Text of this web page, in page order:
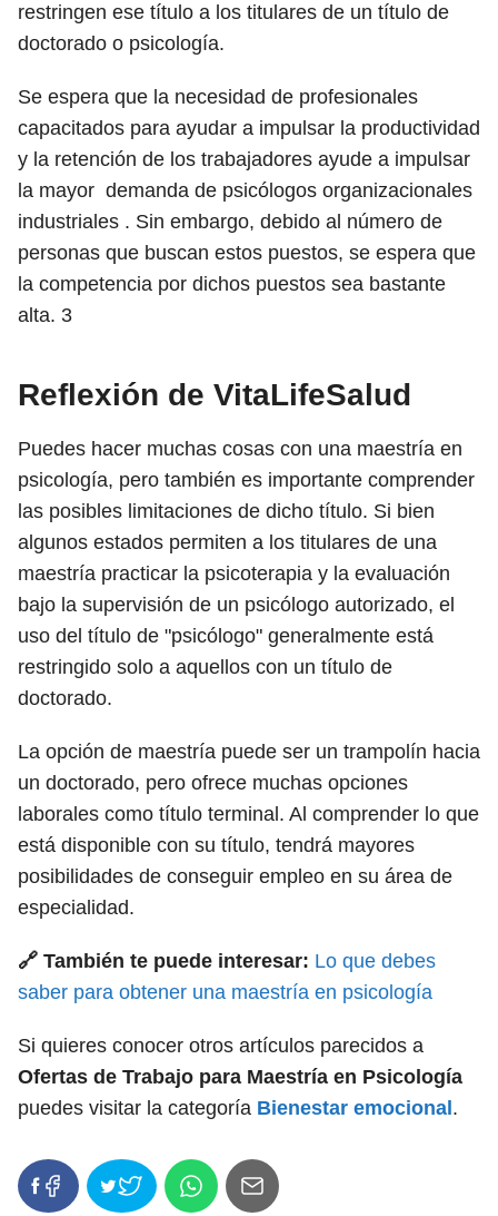
restringen ese título a los titulares de un título de
doctorado o psicología.
Se espera que la necesidad de profesionales
capacitados para ayudar a impulsar la productividad
y la retención de los trabajadores ayude a impulsar
la mayor demanda de psicólogos organizacionales
industriales . Sin embargo, debido al número de
personas que buscan estos puestos, se espera que
la competencia por dichos puestos sea bastante
alta. 3
Reflexión de VitaLifeSalud
Puedes hacer muchas cosas con una maestría en
psicología, pero también es importante comprender
las posibles limitaciones de dicho título. Si bien
algunos estados permiten a los titulares de una
maestría practicar la psicoterapia y la evaluación
bajo la supervisión de un psicólogo autorizado, el
uso del título de "psicólogo" generalmente está
restringido solo a aquellos con un título de
doctorado.
La opción de maestría puede ser un trampolín hacia
un doctorado, pero ofrece muchas opciones
laborales como título terminal. Al comprender lo que
está disponible con su título, tendrá mayores
posibilidades de conseguir empleo en su área de
especialidad.
🔗 También te puede interesar: Lo que debes
saber para obtener una maestría en psicología
Si quieres conocer otros artículos parecidos a
Ofertas de Trabajo para Maestría en Psicología
puedes visitar la categoría Bienestar emocional .